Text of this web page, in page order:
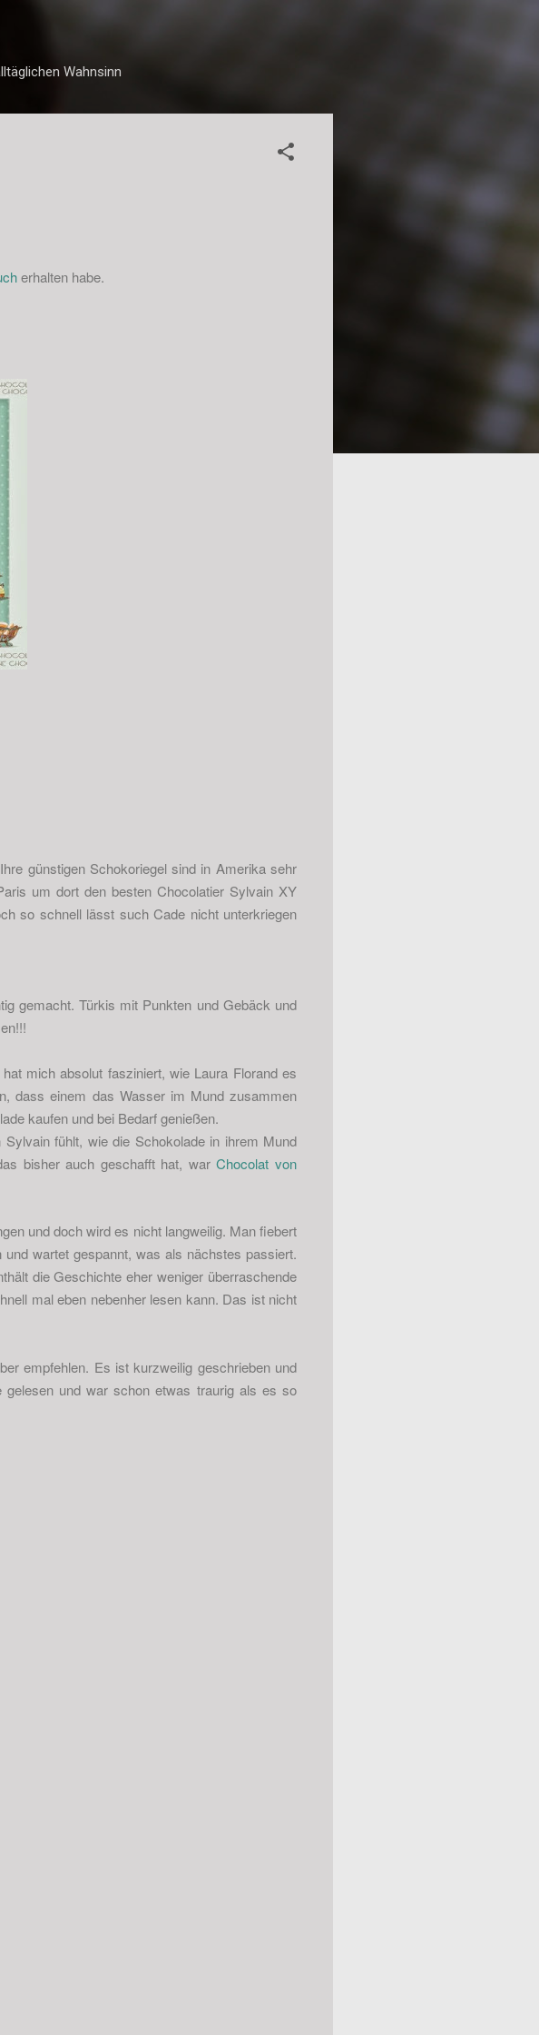
Wahnsinn
erhalten habe.
günstigen Schokoriegel sind in Amerika sehr
um dort den besten Chocolatier Sylvain XY
so schnell lässt such Cade nicht unterkriegen
gemacht. Türkis mit Punkten und Gebäck und
mich absolut fasziniert, wie Laura Florand es
dass einem das Wasser im Mund zusammen
kaufen und bei Bedarf genießen.
fühlt, wie die Schokolade in ihrem Mund
bisher auch geschafft hat, warChocolat von
und doch wird es nicht langweilig. Man fiebert
wartet gespannt, was als nächstes passiert.
die Geschichte eher weniger überraschende
mal eben nebenher lesen kann. Das ist nicht
empfehlen. Es ist kurzweilig geschrieben und
und war schon etwas traurig als es so